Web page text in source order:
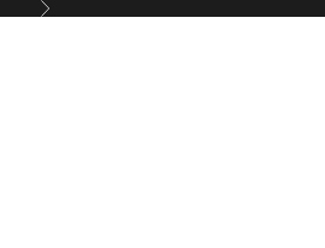
Siguiente